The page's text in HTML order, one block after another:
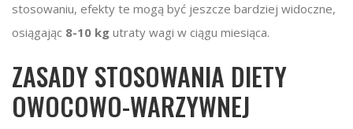
stosowaniu, efekty te mogą być jeszcze bardziej widoczne,
osiągając 8-10 kg utraty wagi w ciągu miesiąca.
ZASADY STOSOWANIA DIETY
OWOCOWO-WARZYWNEJ